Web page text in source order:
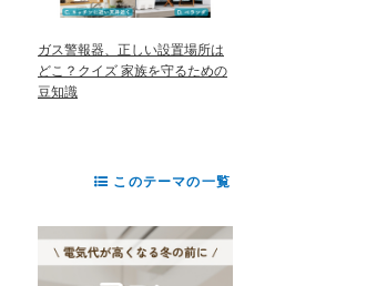
ガス警報器、正しい設置場所は
どこ？クイズ 家族を守るための
豆知識
このテーマの一覧